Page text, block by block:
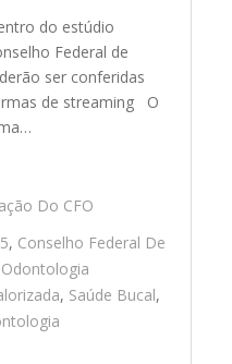
do estúdio
Federal de
ser conferidas
de streaming O
Do CFO
, Conselho Federal De
Odontologia
, Saúde Bucal,